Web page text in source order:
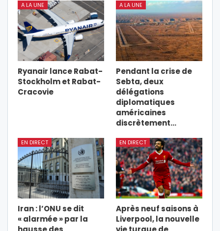
A LA UNE
Ryanair lance Rabat-
Stockholm et Rabat-
Cracovie
A LA UNE
Pendant la crise de
Sebta, deux
délégations
diplomatiques
américaines
discrètement…
EN DIRECT
Iran : l’ONU se dit
« alarmée » par la
EN DIRECT
Après neuf saisons à
Liverpool, la nouvelle